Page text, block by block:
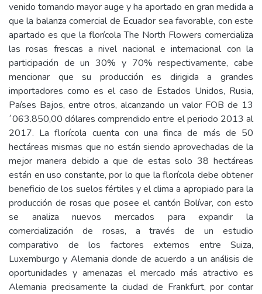
venido tomando mayor auge y ha aportado en gran medida a
que la balanza comercial de Ecuador sea favorable, con este
apartado es que la florícola The North Flowers comercializa
las rosas frescas a nivel nacional e internacional con la
participación de un 30% y 70% respectivamente, cabe
mencionar que su producción es dirigida a grandes
importadores como es el caso de Estados Unidos, Rusia,
Países Bajos, entre otros, alcanzando un valor FOB de 13
´063.850,00 dólares comprendido entre el periodo 2013 al
2017. La florícola cuenta con una finca de más de 50
hectáreas mismas que no están siendo aprovechadas de la
mejor manera debido a que de estas solo 38 hectáreas
están en uso constante, por lo que la florícola debe obtener
beneficio de los suelos fértiles y el clima a apropiado para la
producción de rosas que posee el cantón Bolívar, con esto
se analiza nuevos mercados para expandir la
comercialización de rosas, a través de un estudio
comparativo de los factores externos entre Suiza,
Luxemburgo y Alemania donde de acuerdo a un análisis de
oportunidades y amenazas el mercado más atractivo es
Alemania precisamente la ciudad de Frankfurt, por contar